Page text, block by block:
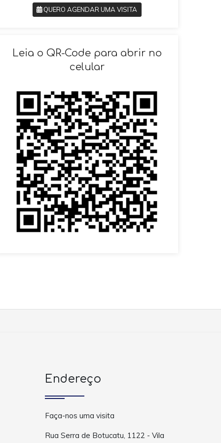
QUERO AGENDAR UMA VISITA
VOLTAR
Leia o QR-Code para abrir no
celular
Endereço
Faça-nos uma visita
Rua Serra de Botucatu, 1122 - Vila